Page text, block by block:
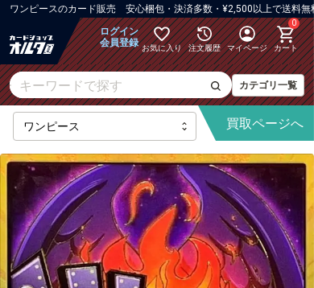
ワンピースのカード販売 安心梱包・決済多数・¥2,500以上で送料無料
ログイン
会員登録 お気に入り 注文履歴 マイページ
0
カート
カテゴリ一覧
【OP-16】決戦の刻
【OP-15】神の島の冒険
【OP-14】蒼海の七傑
買取ページへ